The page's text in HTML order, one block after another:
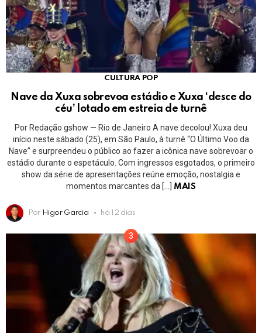
CULTURA POP
Nave da Xuxa sobrevoa estádio e Xuxa ‘desce do
céu’ lotado em estreia de turnê
Por Redação gshow — Rio de Janeiro A nave decolou! Xuxa deu
início neste sábado (25), em São Paulo, à turnê “O Último Voo da
Nave” e surpreendeu o público ao fazer a icônica nave sobrevoar o
estádio durante o espetáculo. Com ingressos esgotados, o primeiro
show da série de apresentações reúne emoção, nostalgia e
momentos marcantes da […]
MAIS
Por Higor Garcia há 12 dias